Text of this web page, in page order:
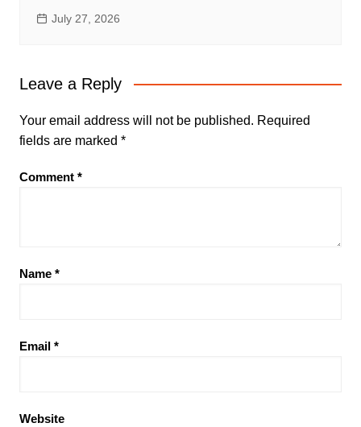
July 27, 2026
Leave a Reply
Your email address will not be published. Required
fields are marked *
Comment *
Name *
Email *
Website